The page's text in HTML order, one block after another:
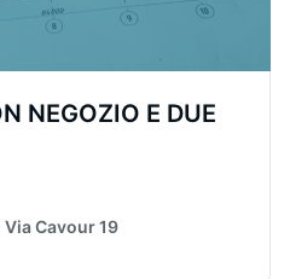
NEGOZIO E DUE
Cavour 19